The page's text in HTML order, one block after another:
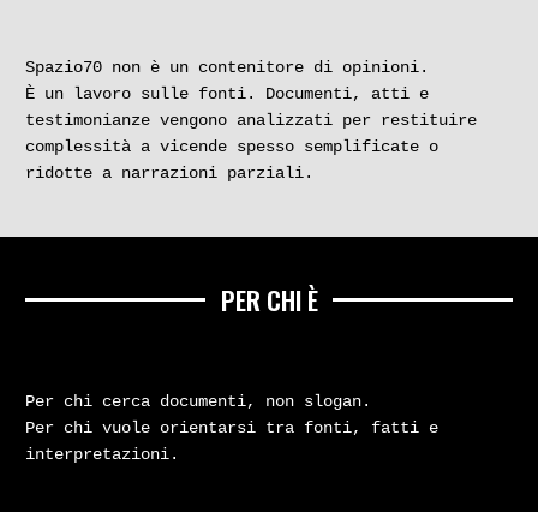
Spazio70 non è un contenitore di opinioni.
È un lavoro sulle fonti. Documenti, atti e
testimonianze vengono analizzati per restituire
complessità a vicende spesso semplificate o
ridotte a narrazioni parziali.
PER CHI È
Per chi cerca documenti, non slogan.
Per chi vuole orientarsi tra fonti, fatti e
interpretazioni.